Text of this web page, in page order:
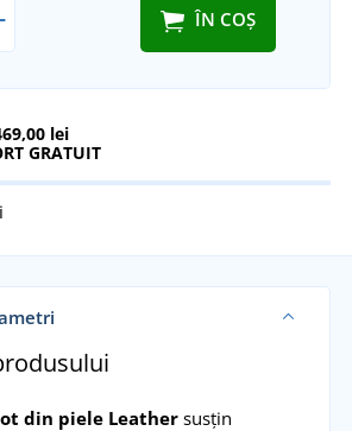
ÎN COȘ
lei
GRATUIT
din piele Leathersusțin